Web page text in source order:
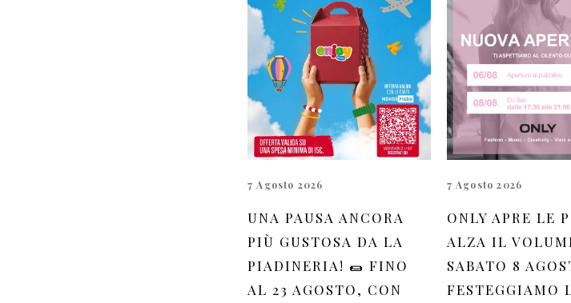
7 Agosto 2026
UNA PAUSA ANCORA
PIÙ GUSTOSA DA LA
PIADINERIA! 🌯 FINO
AL 23 AGOSTO, CON
7 Agosto 2026
ONLY APRE LE
ALZA IL
SABATO 8
FESTEGGIAMO